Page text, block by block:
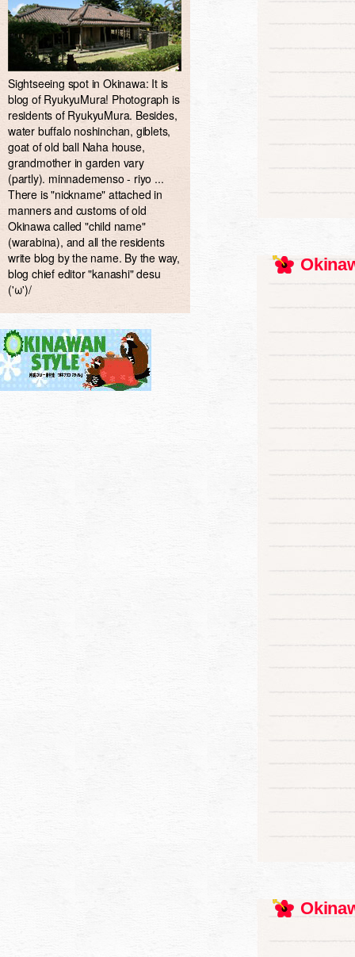
Sightseeing spot in Okinawa: It is
blog of RyukyuMura! Photograph is
residents of RyukyuMura. Besides,
water buffalo noshinchan, giblets,
goat of old ball Naha house,
grandmother in garden vary
(partly). minnademenso - riyo ...
There is "nickname" attached in
manners and customs of old
Okinawa called "child name"
(warabina), and all the residents
write blog by the name. By the way,
blog chief editor "kanashi" desu
('ω')/